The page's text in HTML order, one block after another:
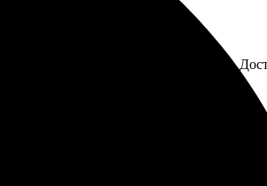
Удобно оформлять заказ онлайн.